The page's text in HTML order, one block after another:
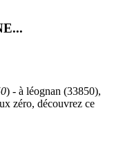
) - à léognan (33850),
zéro, découvrez ce